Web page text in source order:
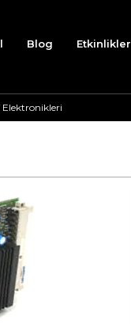
Blog Etkinlikler
Elektronikleri